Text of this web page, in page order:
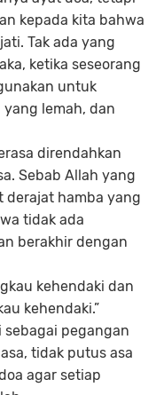
kepada kita bahwa
Tak ada yang
ketika seseorang
untuk
lemah, dan
direndahkan
Sebab Allah yang
derajat hamba yang
tidak ada
berakhir dengan
kehendaki dan
kehendaki.”
sebagai pegangan
tidak putus asa
agar setiap